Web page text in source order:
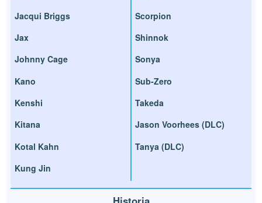
Jacqui Briggs
Jax
Johnny Cage
Kano
Kenshi
Kitana
Kotal Kahn
Kung Jin
Scorpion
Shinnok
Sonya
Sub-Zero
Takeda
Jason Voorhees (DLC)
Tanya (DLC)